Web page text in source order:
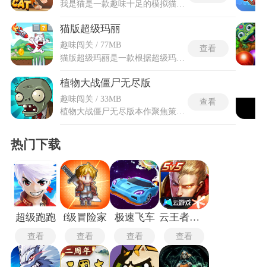
猫版超级玛丽
趣味闯关 / 77MB
查看
植物大战僵尸无尽版
趣味闯关 / 33MB
查看
热门下载
超级跑跑
查看
f级冒险家
查看
极速飞车
查看
云王者荣耀云游戏
查看